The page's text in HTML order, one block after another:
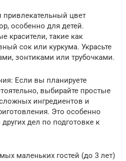
цвет
особенно для детей.
красители, такие как
сок или куркума. Украсьте
зонтиками или трубочками.
Если вы планируете
выбирайте простые
ингредиентов и
Это особенно
дел по подготовке к
маленьких гостей (до 3 лет)